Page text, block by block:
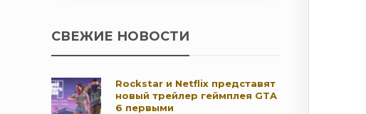
СВЕЖИЕ НОВОСТИ
Rockstar и Netflix представят
новый трейлер геймплея GTA
6 первыми